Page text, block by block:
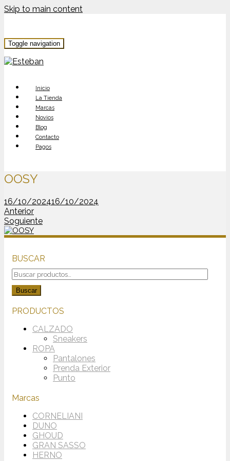
Skip to main content
Toggle navigation
Inicio
La Tienda
Marcas
Novios
Blog
Contacto
Pagos
OOSY
16/10/202416/10/2024
Anterior
Soguiente
BUSCAR
Buscar
por:
Buscar
PRODUCTOS
CALZADO
Sneakers
ROPA
Pantalones
Prenda Exterior
Punto
Marcas
CORNELIANI
DUNO
GHOUD
GRAN SASSO
HERNO